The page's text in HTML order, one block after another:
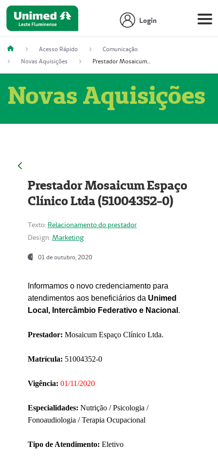
Login
Acesso Rápido
Comunicação
Novas Aquisições
Prestador Mosaicum Espaço Clínico Ltda (51004352-0)
Novas Aquisições
Prestador Mosaicum Espaço
Clínico Ltda (51004352-0)
Texto: Relacionamento do prestador
Design: Marketing
01 de outubro, 2020
Informamos o novo credenciamento para
atendimentos aos beneficiários da Unimed
Local, Intercâmbio Federativo e Nacional .
Prestador: Mosaicum Espaço Clínico Ltda.
Matrícula: 51004352-0
Vigência: 01/11/2020
Especialidades: Nutrição / Psicologia /
Fonoaudiologia / Terapia Ocupacional
Tipo de Atendimento: Eletivo